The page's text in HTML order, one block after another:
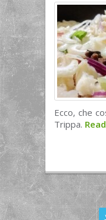
Ecco, che
Trippa.